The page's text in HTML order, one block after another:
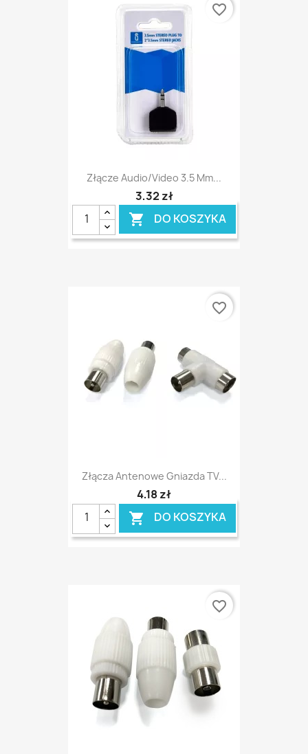
Złącze Audio/video 3.5 Mm...
3,32 zł
 DO KOSZYKA
favorite_border
Złącza Antenowe Gniazda TV...
4,18 zł
 DO KOSZYKA
favorite_border
favorite_border